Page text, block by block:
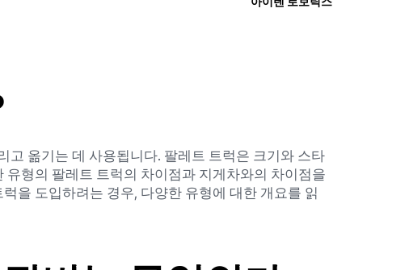
고 옮기는 데 사용됩니다. 팔레트 트럭은 크기와 스타
형의 팔레트 트럭의 차이점과 지게차와의 차이점을
을 도입하려는 경우, 다양한 유형에 대한 개요를 읽